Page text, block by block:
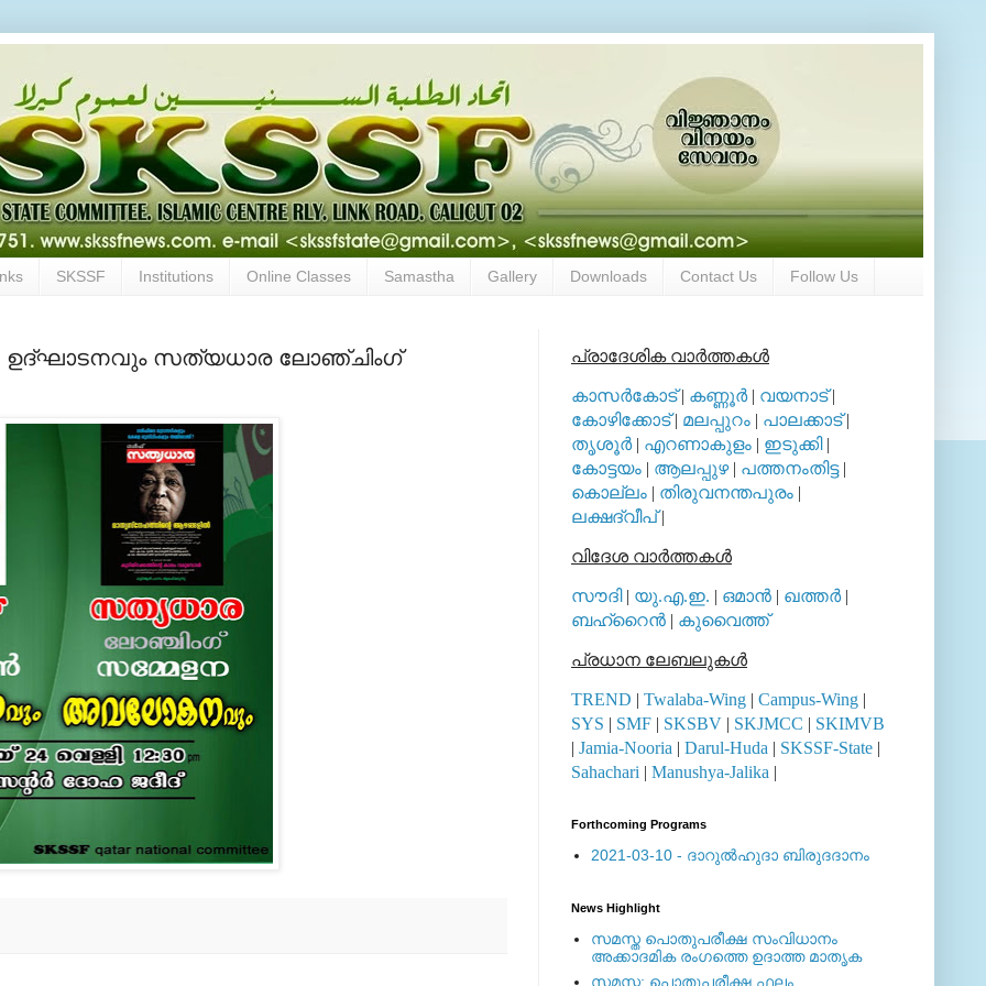
SKSSF Institutions Online Classes Samastha Gallery Downloads Contact Us Follow Us
ഉദ്ഘാടനവും സത്യധാര ലോഞ്ചിംഗ് പ്രാദേശിക വാര്‍ത്തകള്‍
കാസര്‍കോട്| കണ്ണൂര്‍| വയനാട്|
കോഴിക്കോട്| മലപ്പുറം | പാലക്കാട്|
തൃശൂര്‍| എറണാകുളം | ഇടുക്കി|
കോട്ടയം | ആലപ്പുഴ| പത്തനംതിട്ട|
കൊല്ലം | തിരുവനന്തപുരം |
ലക്ഷദ്വീപ്|
വിദേശ വാര്‍ത്തകള്‍
സൗദി| യു.എ.ഇ. | ഒമാന്‍ | ഖത്തര്‍|
ബഹ്റൈന്‍ | കുവൈത്ത്
പ്രധാന ലേബലുകള്‍
TREND | Twalaba-Wing | Campus-Wing |
SYS | SMF | SKSBV | SKJMCC | SKIMVB
| Jamia-Nooria | Darul-Huda | SKSSF-State |
Sahachari | Manushya-Jalika |
Forthcoming Programs
2021-03-10 - ദാറുല്‍ഹുദാ ബിരുദദാനം
News Highlight
സമസ്ത പൊതുപരീക്ഷ സംവിധാനം
അക്കാദമിക രംഗത്തെ ഉദാത്ത മാതൃക
സമസ്ത: പൊതുപരീക്ഷ ഫലം